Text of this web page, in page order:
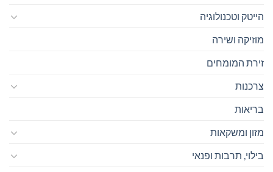
הייטק וטכנולוגיה
מוזיקה ושירה
זירת המומחים
צרכנות
בריאות
מזון ומשקאות
בילוי, תרבות ופנאי